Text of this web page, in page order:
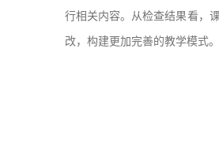
行相关内容。从检查结果看，
改，构建更加完善的教学模式。